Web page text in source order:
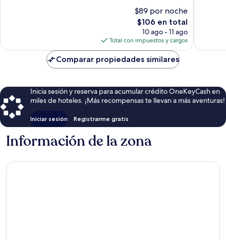
$89 por noche
El
precio
actual
es
de
$106
$106 en total
10 ago - 11 ago
Total con impuestos y cargos
Comparar propiedades similares
Inicia sesión y reserva para acumular crédito OneKeyCash en
miles de hoteles. ¡Más recompensas te llevan a más aventuras!
Iniciar sesión Registrarme gratis
Información de la zona